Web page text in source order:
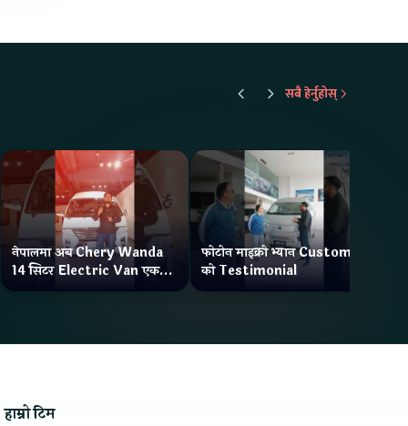
सबै हेर्नुहोस्
नेपालमा अब Chery Wanda
14 सिटर Electric Van एक
Charge मा दिन्छ 300KM
फोटोन माइक्रो भ्यान Customer
को Testimonial
हाम्रो टिम